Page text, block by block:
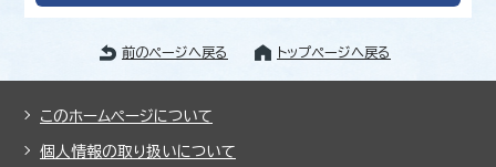
前のページへ戻る トップページへ戻る
このホームページについて
個人情報の取り扱いについて